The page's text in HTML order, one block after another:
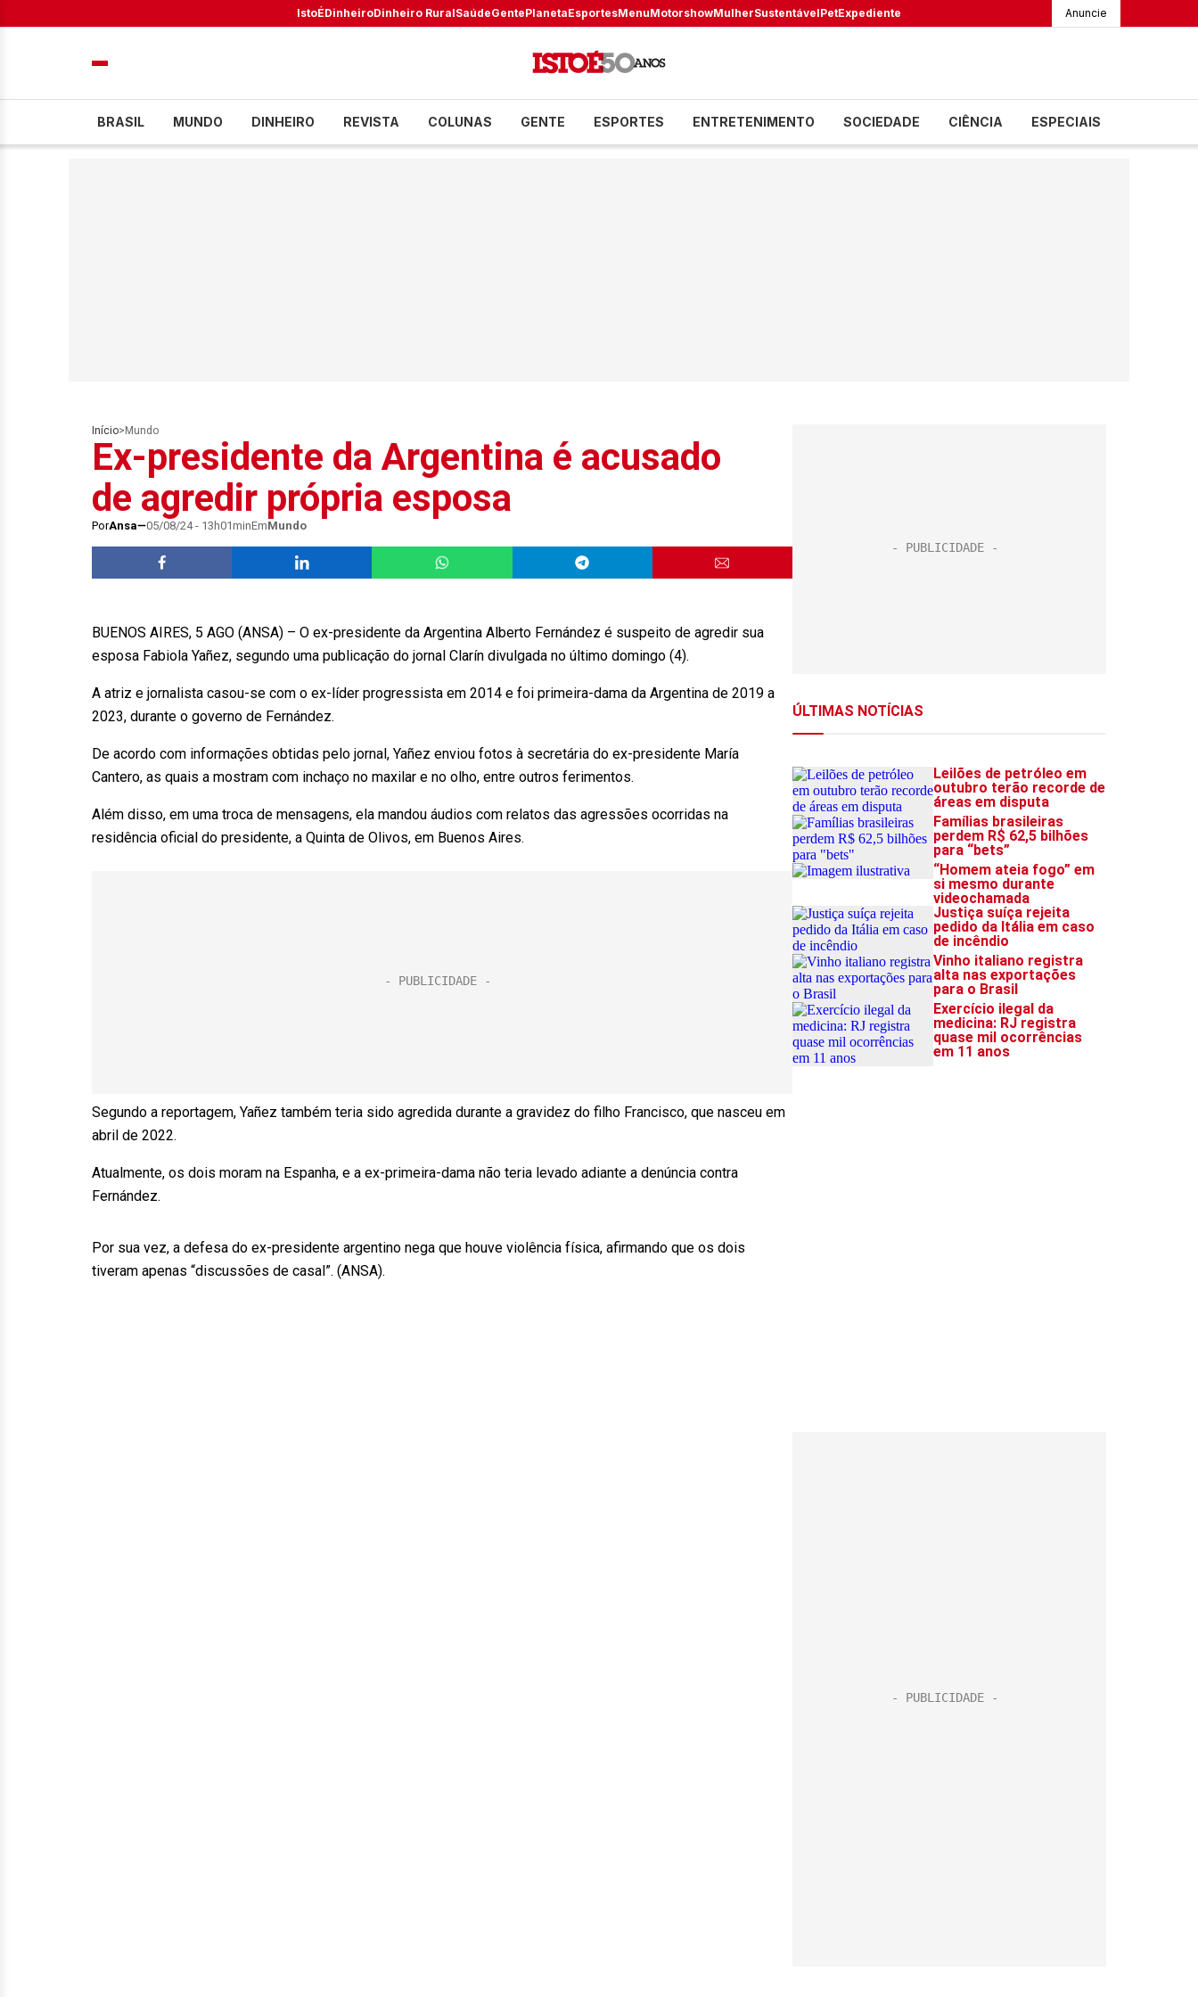
IstoÉDinheiroDinheiro RuralSaúdeGentePlanetaEsportesMenuMotorshowMulherSustentávelPetExpediente Anuncie
BRASIL MUNDO DINHEIRO REVISTA COLUNAS GENTE ESPORTES ENTRETENIMENTO SOCIEDADE CIÊNCIA ESPECIAIS
Início> Mundo
Ex-presidente da Argentina é acusado
de agredir própria esposa
PorAnsa 05/08/24 - 13h01minEmMundo
BUENOS AIRES, 5 AGO (ANSA) – O ex-presidente da Argentina Alberto Fernández é suspeito de agredir sua
esposa Fabiola Yañez, segundo uma publicação do jornal Clarín divulgada no último domingo (4).
A atriz e jornalista casou-se com o ex-líder progressista em 2014 e foi primeira-dama da Argentina de 2019 a
2023, durante o governo de Fernández.
De acordo com informações obtidas pelo jornal, Yañez enviou fotos à secretária do ex-presidente María
Cantero, as quais a mostram com inchaço no maxilar e no olho, entre outros ferimentos.
Além disso, em uma troca de mensagens, ela mandou áudios com relatos das agressões ocorridas na
residência oficial do presidente, a Quinta de Olivos, em Buenos Aires.
Segundo a reportagem, Yañez também teria sido agredida durante a gravidez do filho Francisco, que nasceu em
abril de 2022.
Atualmente, os dois moram na Espanha, e a ex-primeira-dama não teria levado adiante a denúncia contra
Fernández.
Por sua vez, a defesa do ex-presidente argentino nega que houve violência física, afirmando que os dois
tiveram apenas “discussões de casal”. (ANSA).